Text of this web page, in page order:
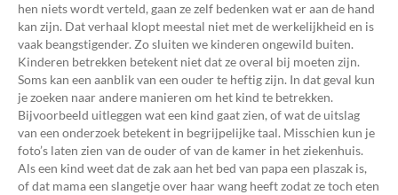
hen niets wordt verteld, gaan ze zelf bedenken wat er aan de hand
kan zijn. Dat verhaal klopt meestal niet met de werkelijkheid en is
vaak beangstigender. Zo sluiten we kinderen ongewild buiten.
Kinderen betrekken betekent niet dat ze overal bij moeten zijn.
Soms kan een aanblik van een ouder te heftig zijn. In dat geval kun
je zoeken naar andere manieren om het kind te betrekken.
Bijvoorbeeld uitleggen wat een kind gaat zien, of wat de uitslag
van een onderzoek betekent in begrijpelijke taal. Misschien kun je
foto’s laten zien van de ouder of van de kamer in het ziekenhuis.
Als een kind weet dat de zak aan het bed van papa een plaszak is,
of dat mama een slangetje over haar wang heeft zodat ze toch eten